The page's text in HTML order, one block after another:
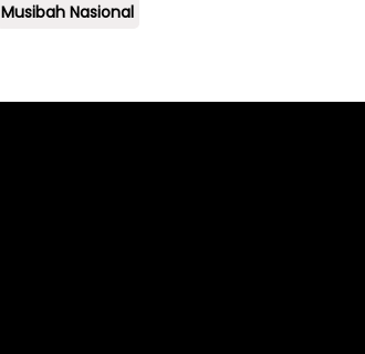
Musibah Nasional